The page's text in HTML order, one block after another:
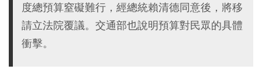
度總預算窒礙難行，經總統賴清德同意後，將移
請立法院覆議。交通部也說明預算對民眾的具體
衝擊。